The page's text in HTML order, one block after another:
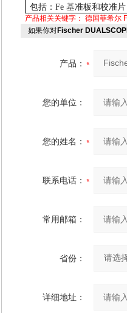
包括： Fe 基准板和校准片
产品相关关键字： 德国菲希尔
如果你对Fischer
产品：
您的单位：
您的姓名：
联系电话：
常用邮箱：
省份：
详细地址：